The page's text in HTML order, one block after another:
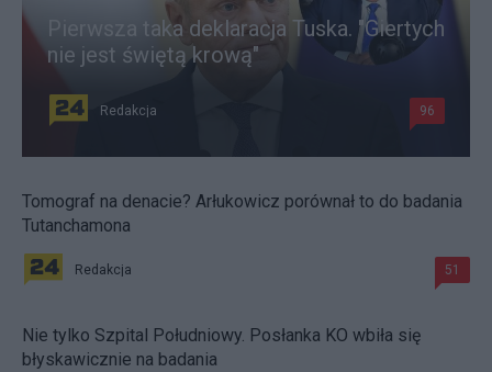
Pierwsza taka deklaracja Tuska. "Giertych
nie jest świętą krową"
Redakcja 96
Tomograf na denacie? Arłukowicz porównał to do badania
Tutanchamona
Redakcja 51
Nie tylko Szpital Południowy. Posłanka KO wbiła się
błyskawicznie na badania